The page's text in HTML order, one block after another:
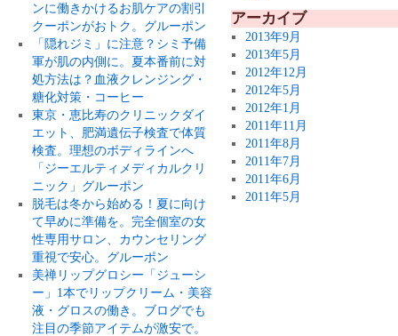
ンに働きかけるお肌ケアの割引
クーポンがおトク。グルーポン
「隠れジミ」に注意？シミ予備
軍が肌の内側に。夏本番前に対
処方法は？血液クレンジング・
糖化対策・コーヒー
東京・恵比寿のクリニックダイ
エット、肥満遺伝子検査で体質
検査。理想のボディラインへ
「ジーエルティメディカルクリ
ニック」グルーポン
脱毛は冬から始める！夏に向け
て早めに準備を。完全個室の女
性専用サロン、カウンセリング
重視で安心。グルーポン
美禅リップグロシー「ジューシ
ー」1本でリップクリーム・美容
液・グロスの働き。ブログでも
注目の季節アイテムが激安で。
アーカイブ
2013年9月
2013年5月
2012年12月
2012年5月
2012年1月
2011年11月
2011年8月
2011年7月
2011年6月
2011年5月